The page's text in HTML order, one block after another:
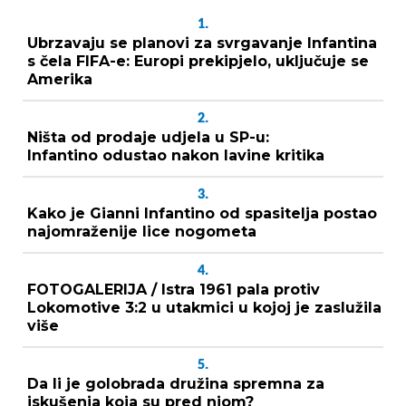
1.
Ubrzavaju se planovi za svrgavanje Infantina
s čela FIFA-e: Europi prekipjelo, uključuje se
Amerika
2.
Ništa od prodaje udjela u SP-u:
Infantino odustao nakon lavine kritika
3.
Kako je Gianni Infantino od spasitelja postao
najomraženije lice nogometa
4.
FOTOGALERIJA / Istra 1961 pala protiv
Lokomotive 3:2 u utakmici u kojoj je zaslužila
više
5.
Da li je golobrada družina spremna za
iskušenja koja su pred njom?